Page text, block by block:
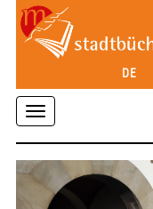
DE
Toggle